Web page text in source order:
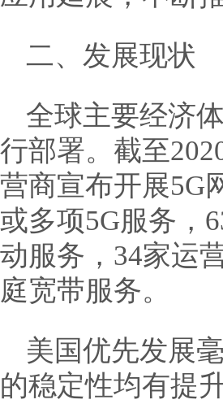
二、发展现状
全球主要经济
行部署。截至
营商宣布开展5G
或多项5G服务，
动服务，34家运
庭宽带服务。
美国优先发展
的稳定性均有提